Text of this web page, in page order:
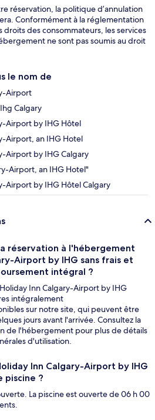
réservation, la politique d’annulation
Conformément à la réglementation
droits des consommateurs, les services
ne sont pas soumis au droit
le nom de
Airport
Calgary
Airport by IHG Hôtel
Airport, an IHG Hotel
Airport by IHG Calgary
Airport, an IHG Hotel"
Airport by IHG Hôtel Calgary
réservation à l'hébergement
Airport by IHG sans frais et
intégral ?
Inn Calgary-Airport by IHG
intégralement
sur notre site, qui peuvent être
jours avant l'arrivée. Consultez la
de l'hébergement pour plus de détails
d'utilisation.
Inn Calgary-Airport by IHG
piscine ?
La piscine est ouverte de 06 h 00